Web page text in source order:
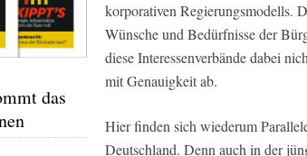
das
korporativen Regierungsmodells.
Wünsche und Bedürfnisse der
diese Interessenverbände dabei
mit Genauigkeit ab.
Hier finden sich wiederum
Deutschland. Denn auch in der